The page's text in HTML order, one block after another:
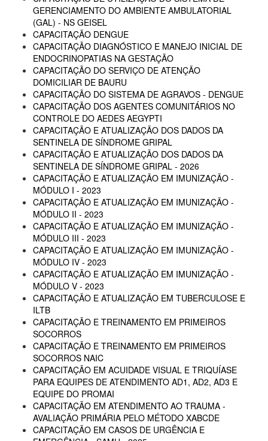
GERENCIAMENTO DO AMBIENTE AMBULATORIAL
(GAL) - NS GEISEL
CAPACITAÇÃO DENGUE
CAPACITAÇÃO DIAGNÓSTICO E MANEJO INICIAL DE
ENDOCRINOPATIAS NA GESTAÇÃO
CAPACITAÇÃO DO SERVIÇO DE ATENÇÃO
DOMICILIAR DE BAURU
CAPACITAÇÃO DO SISTEMA DE AGRAVOS - DENGUE
CAPACITAÇÃO DOS AGENTES COMUNITÁRIOS NO
CONTROLE DO AEDES AEGYPTI
CAPACITAÇÃO E ATUALIZAÇÃO DOS DADOS DA
SENTINELA DE SÍNDROME GRIPAL
CAPACITAÇÃO E ATUALIZAÇÃO DOS DADOS DA
SENTINELA DE SÍNDROME GRIPAL - 2026
CAPACITAÇÃO E ATUALIZAÇÃO EM IMUNIZAÇÃO -
MÓDULO I - 2023
CAPACITAÇÃO E ATUALIZAÇÃO EM IMUNIZAÇÃO -
MÓDULO II - 2023
CAPACITAÇÃO E ATUALIZAÇÃO EM IMUNIZAÇÃO -
MÓDULO III - 2023
CAPACITAÇÃO E ATUALIZAÇÃO EM IMUNIZAÇÃO -
MÓDULO IV - 2023
CAPACITAÇÃO E ATUALIZAÇÃO EM IMUNIZAÇÃO -
MÓDULO V - 2023
CAPACITAÇÃO E ATUALIZAÇÃO EM TUBERCULOSE E
ILTB
CAPACITAÇÃO E TREINAMENTO EM PRIMEIROS
SOCORROS
CAPACITAÇÃO E TREINAMENTO EM PRIMEIROS
SOCORROS NAIC
CAPACITAÇÃO EM ACUIDADE VISUAL E TRIQUÍASE
PARA EQUIPES DE ATENDIMENTO AD1, AD2, AD3 E
EQUIPE DO PROMAI
CAPACITAÇÃO EM ATENDIMENTO AO TRAUMA -
AVALIAÇÃO PRIMÁRIA PELO MÉTODO XABCDE
CAPACITAÇÃO EM CASOS DE URGÊNCIA E